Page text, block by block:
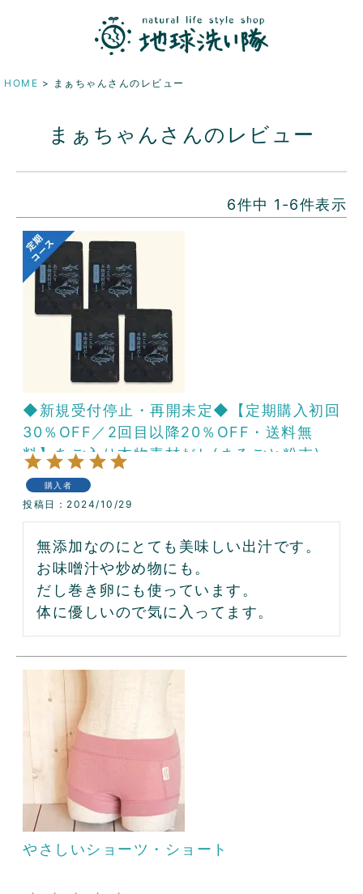
HOME まぁちゃんさんのレビュー
まぁちゃんさんのレビュー
6件中 1 -6件表示
◆新規受付停止・再開未定◆【定期購入初回
30％OFF／2回目以降20％OFF・送料無
料】あご入り本物素材だし(まるごと粉末)4
パックコース
購入者
投稿日 2024/10/29
無添加なのにとても美味しい出汁です。
お味噌汁や炒め物にも。
だし巻き卵にも使っています。
体に優しいので気に入ってます。
やさしいショーツ・ショート